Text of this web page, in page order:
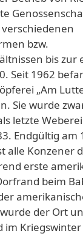
bzw.
bis zur
Seit 1962
„Am
Sie wurde
letzte
Endgültig am
alle Konzener
erste
beim
der Ort
im